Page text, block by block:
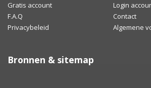
Gratis account
Login
F.A.Q
Contact
Privacybeleid
Algemene
Bronnen & sitemap